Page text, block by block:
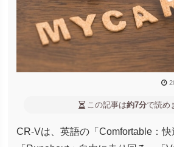
この記事は約7分で読め
CR-Vは、英語の「Comfortable：快